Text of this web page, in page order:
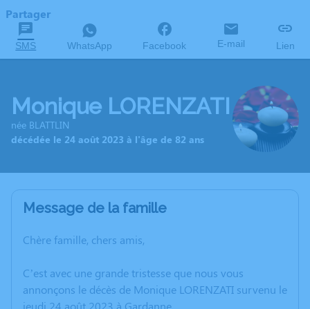
Partager
SMS WhatsApp Facebook E-mail Lien
Monique LORENZATI
née BLATTLIN
décédée le 24 août 2023 à l'âge de 82 ans
Message de la famille
Chère famille, chers amis,
C’est avec une grande tristesse que nous vous
annonçons le décès de Monique LORENZATI survenu le